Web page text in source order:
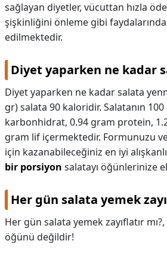
sağlayan diyetler, vücuttan hızla
şişkinliğini önleme gibi
edilmektedir.
Diyet yaparken ne kadar
Diyet yaparken ne kadar salata
gr) salata 90 kaloridir. Salatanın
karbonhidrat, 0.94 gram protein,
gram lif içermektedir. Formunuzu ve
için kazanabileceğiniz en iyi
bir porsiyon salatayı öğünlerinize
Her gün salata yemek
Her gün salata yemek zayıflatır mı?,
öğünü değildir!